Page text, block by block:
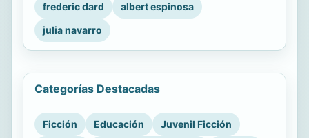
frederic dard
albert espinosa
julia navarro
Categorías Destacadas
Ficción Educación
Juvenil Ficción